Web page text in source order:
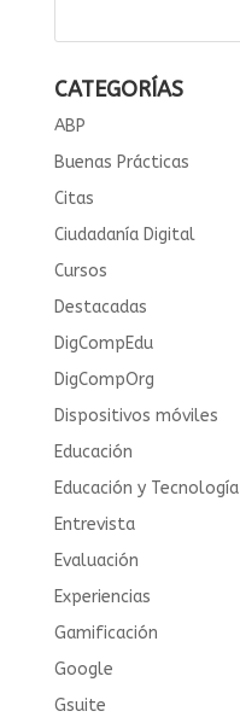
CATEGORÍAS
ABP
Buenas Prácticas
Citas
Ciudadanía Digital
Cursos
Destacadas
DigCompEdu
DigCompOrg
Dispositivos móviles
Educación
Educación y Tecnología
Entrevista
Evaluación
Experiencias
Gamificación
Google
Gsuite